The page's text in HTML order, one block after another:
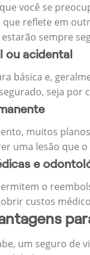
você se
reflete em
sempre
ou acidental
básica e,
seja por
muitos
uma lesão que
e
o
custos
um seguro de